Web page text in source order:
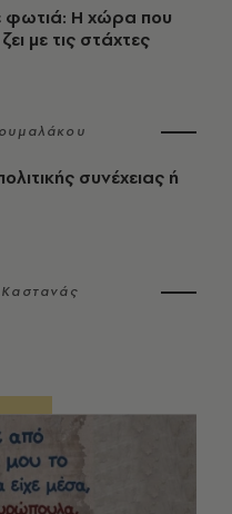
φωτιά: Η χώρα που
με τις στάχτες
συνέχειας ή